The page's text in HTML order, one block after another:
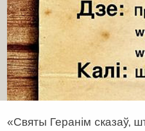
«Святы Геранім сказаў,